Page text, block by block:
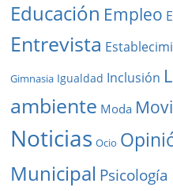
Educación Empleo
Entrevista
Gimnasia Igualdad Inclusión
ambiente Moda
Noticias Ocio
Municipal Psicología